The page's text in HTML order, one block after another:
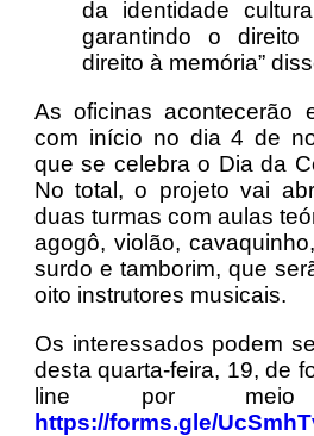
da identidade
garantindo o
direito à memória”
As oficinas acontecerão
com início no dia 4 de
que se celebra o Dia da
No total, o projeto vai
duas turmas com aulas
agogô, violão,
surdo e tamborim, que
oito instrutores musicais.
Os interessados podem
desta quarta-feira, 19, de
line por
https://forms.gle/